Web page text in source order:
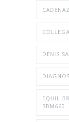
DENIS
SBM660